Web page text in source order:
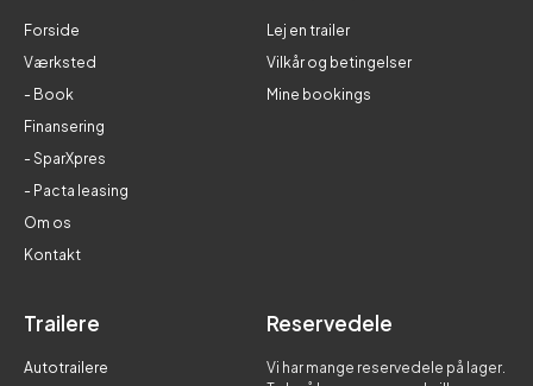
Forside
Værksted
- Book
Finansering
- SparXpres
- Pacta leasing
Om os
Kontakt
Lej en trailer
Vilkår og betingelser
Mine bookings
Trailere
Autotrailere
Reservedele
Vi har mange reservedele på lager.